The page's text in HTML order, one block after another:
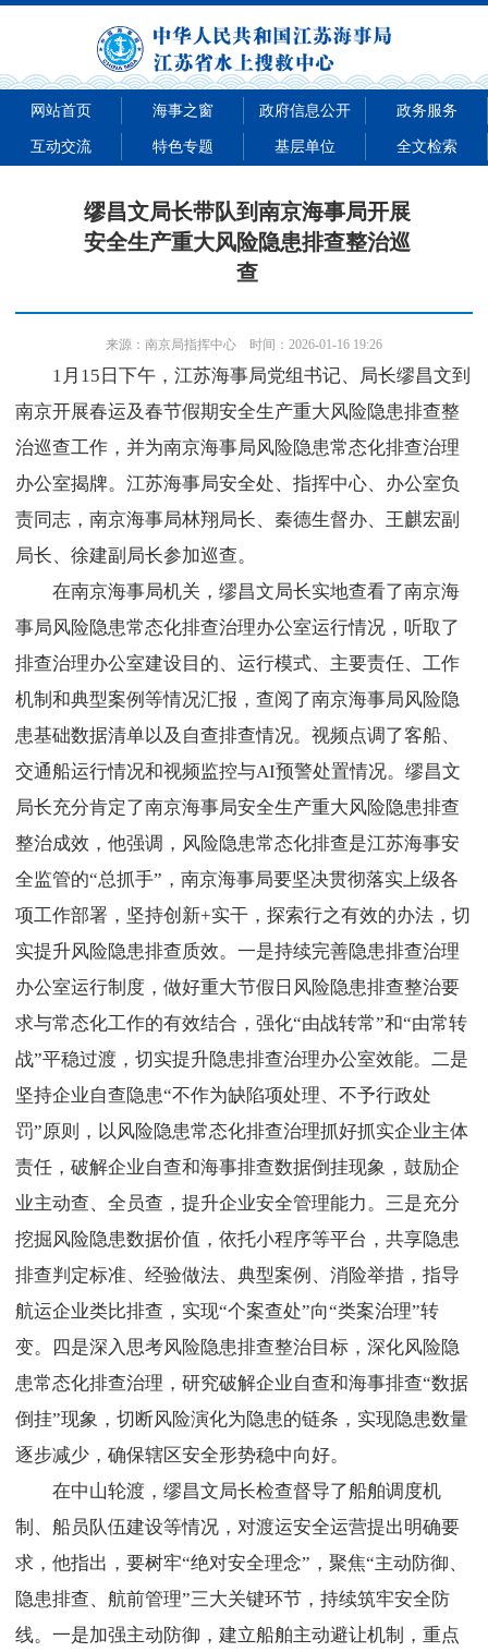
网站首页 海事之窗 政府信息公开 政务服务
互动交流 特色专题 基层单位 全文检索
缪昌文局长带队到南京海事局开展
安全生产重大风险隐患排查整治巡
查
来源： 南京局指挥中心 时间：2026-01-16 19:26
1月15日下午，江苏海事局党组书记、局长缪昌文到
南京开展春运及春节假期安全生产重大风险隐患排查整
治巡查工作，并为南京海事局风险隐患常态化排查治理
办公室揭牌。江苏海事局安全处、指挥中心、办公室负
责同志，南京海事局林翔局长、秦德生督办、王麒宏副
局长、徐建副局长参加巡查。
在南京海事局机关，缪昌文局长实地查看了南京海
事局风险隐患常态化排查治理办公室运行情况，听取了
排查治理办公室建设目的、运行模式、主要责任、工作
机制和典型案例等情况汇报，查阅了南京海事局风险隐
患基础数据清单以及自查排查情况。视频点调了客船、
交通船运行情况和视频监控与AI预警处置情况。缪昌文
局长充分肯定了南京海事局安全生产重大风险隐患排查
整治成效，他强调，风险隐患常态化排查是江苏海事安
全监管的“总抓手”，南京海事局要坚决贯彻落实上级各
项工作部署，坚持创新+实干，探索行之有效的办法，切
实提升风险隐患排查质效。一是持续完善隐患排查治理
办公室运行制度，做好重大节假日风险隐患排查整治要
求与常态化工作的有效结合，强化“由战转常”和“由常转
战”平稳过渡，切实提升隐患排查治理办公室效能。二是
坚持企业自查隐患“不作为缺陷项处理、不予行政处
罚”原则，以风险隐患常态化排查治理抓好抓实企业主体
责任，破解企业自查和海事排查数据倒挂现象，鼓励企
业主动查、全员查，提升企业安全管理能力。三是充分
挖掘风险隐患数据价值，依托小程序等平台，共享隐患
排查判定标准、经验做法、典型案例、消险举措，指导
航运企业类比排查，实现“个案查处”向“类案治理”转
变。四是深入思考风险隐患排查整治目标，深化风险隐
患常态化排查治理，研究破解企业自查和海事排查“数据
倒挂”现象，切断风险演化为隐患的链条，实现隐患数量
逐步减少，确保辖区安全形势稳中向好。
在中山轮渡，缪昌文局长检查督导了船舶调度机
制、船员队伍建设等情况，对渡运安全运营提出明确要
求，他指出，要树牢“绝对安全理念”，聚焦“主动防御、
隐患排查、航前管理”三大关键环节，持续筑牢安全防
线。一是加强主动防御，建立船舶主动避让机制，重点